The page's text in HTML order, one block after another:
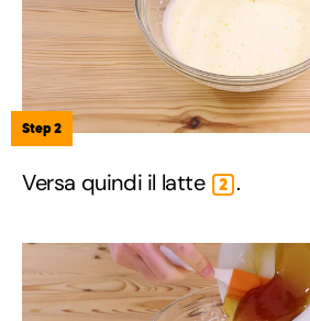
Step 2
Versa quindi il latte 2 .